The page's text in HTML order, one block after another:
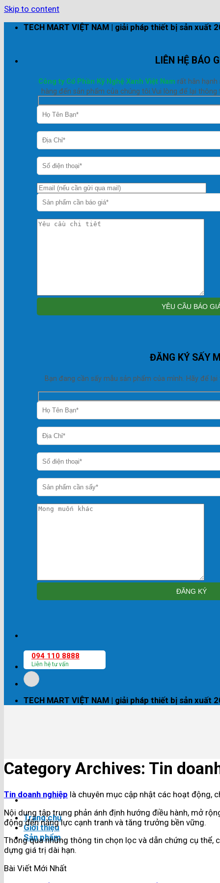
Skip to content
TECH MART VIỆT NAM | giải pháp thiết bị sản xuất
LIÊN HỆ BÁO
Công ty Cổ Phần Kỹ Nghệ Xanh Việt Nam rất hân hạnh
hàng đến sản phẩm của chúng tôi.Vui lòng để lại
ĐĂNG KÝ SẤY
Bạn đang cần sấy mẫu sản phẩm của mình. Hãy để
094 110 8888
Liên hệ tư vấn
TECH MART VIỆT NAM | giải pháp thiết bị sản xuất
Trang chủ
Giới thiệu
Sản phẩm
Category Archives: Tin
Tin doanh nghiệp là chuyên mục cập nhật các hoạt động,
Nội dung tập trung phản ánh định hướng điều hành, mở
động đến năng lực cạnh tranh và tăng trưởng bền vững.
Thông qua những thông tin chọn lọc và dẫn chứng cụ
dựng giá trị dài hạn.
Bài Viết Mới Nhất